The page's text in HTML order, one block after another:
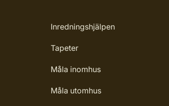
Inredningshjälpen
Tapeter
Måla inomhus
Måla utomhus